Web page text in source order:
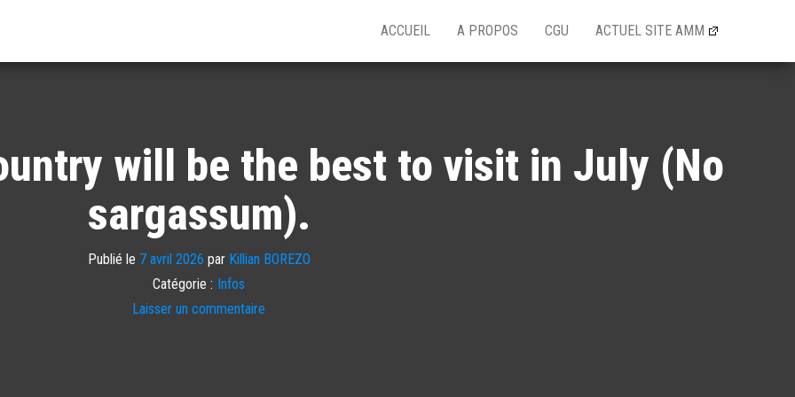
ACCUEIL A PROPOS CGU ACTUEL SITE AMM
will be the best to visit in July (No
sargassum).
Publié le 7 avril 2026 par Killian BOREZO
Catégorie : Infos
Laisser un commentaire